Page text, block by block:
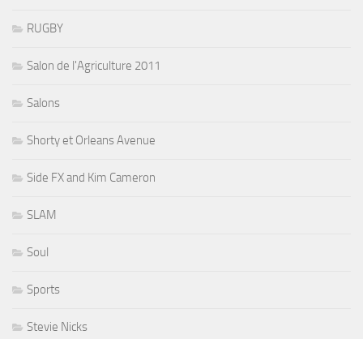
RUGBY
Salon de l'Agriculture 2011
Salons
Shorty et Orleans Avenue
Side FX and Kim Cameron
SLAM
Soul
Sports
Stevie Nicks